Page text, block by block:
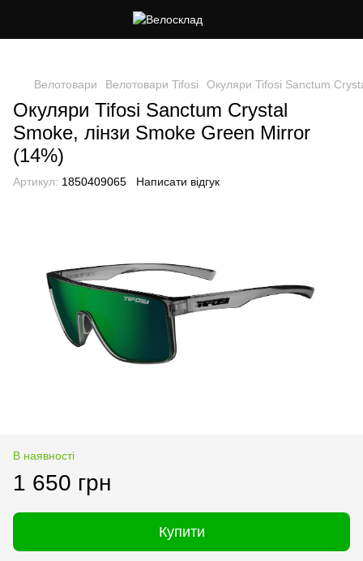
Велотовари Велотовари Tifosi Окуляри Tifosi Sanctum
Окуляри Tifosi Sanctum Crystal
Smoke, лінзи Smoke Green Mirror
(14%)
Артикул: 1850409065 Написати відгук
В наявності
1 650 грн
Купити